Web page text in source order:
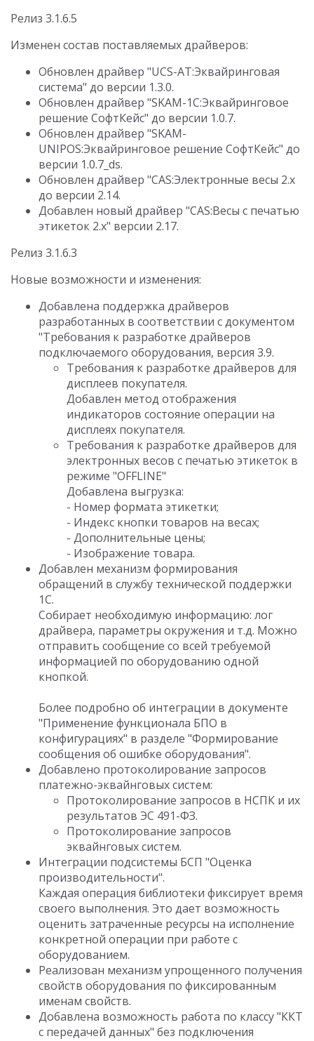
Релиз 3.1.6.5
Изменен состав поставляемых драйверов:
Обновлен драйвер "UCS-AT:Эквайринговая
система" до версии 1.3.0.
Обновлен драйвер "SKAM-1C:Эквайринговое
решение СофтКейс" до версии 1.0.7.
Обновлен драйвер "SKAM-
UNIPOS:Эквайринговое решение СофтКейс" до
версии 1.0.7_ds.
Обновлен драйвер "CAS:Электронные весы 2.х
до версии 2.14.
Добавлен новый драйвер "CAS:Весы с печатью
этикеток 2.х" версии 2.17.
Релиз 3.1.6.3
Новые возможности и изменения:
Добавлена поддержка драйверов
разработанных в соответствии с документом
"Требования к разработке драйверов
подключаемого оборудования, версия 3.9.
Требования к разработке драйверов для
дисплеев покупателя.
Добавлен метод отображения
индикаторов состояние операции на
дисплеях покупателя.
Требования к разработке драйверов для
электронных весов с печатью этикеток в
режиме "OFFLINE"
Добавлена выгрузка:
- Номер формата этикетки;
- Индекс кнопки товаров на весах;
- Дополнительные цены;
- Изображение товара.
Добавлен механизм формирования
обращений в службу технической поддержки
1С.
Собирает необходимую информацию: лог
драйвера, параметры окружения и т.д. Можно
отправить сообщение со всей требуемой
информацией по оборудованию одной
кнопкой.
Более подробно об интеграции в документе
"Применение функционала БПО в
конфигурациях" в разделе "Формирование
сообщения об ошибке оборудования".
Добавлено протоколирование запросов
платежно-эквайнговых систем:
Протоколирование запросов в НСПК и их
результатов ЭС 491-ФЗ.
Протоколирование запросов
эквайнговых систем.
Интеграции подсистемы БСП "Оценка
производительности".
Каждая операция библиотеки фиксирует время
своего выполнения. Это дает возможность
оценить затраченные ресурсы на исполнение
конкретной операции при работе с
оборудованием.
Реализован механизм упрощенного получения
свойств оборудования по фиксированным
именам свойств.
Добавлена возможность работа по классу "ККТ
с передачей данных" без подключения